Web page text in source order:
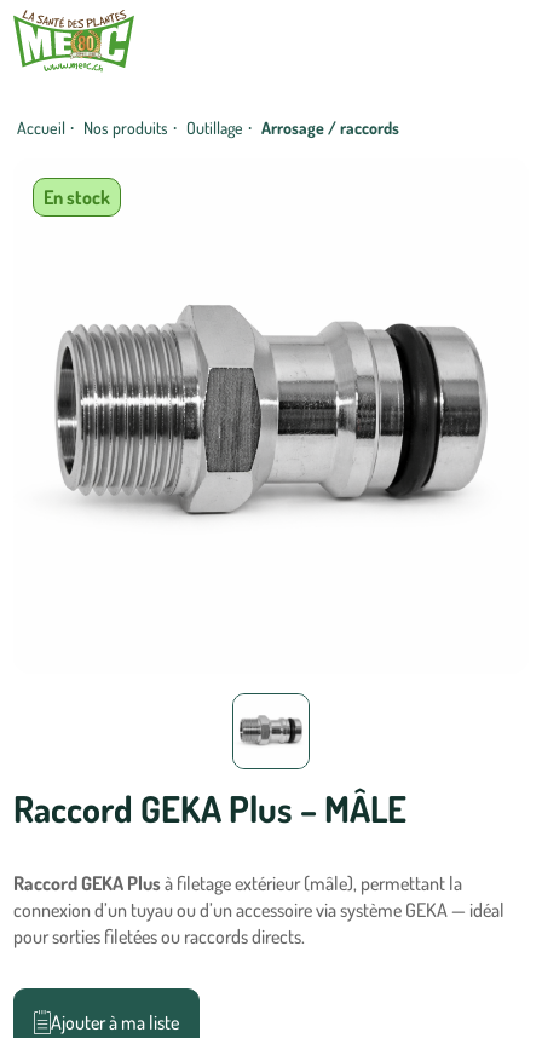
Accueil · Nos produits · Outillage · Arrosage / raccords
En stock
Raccord GEKA Plus – MÂLE
Raccord GEKA Plusà filetage extérieur (mâle), permettant la
connexion d’un tuyau ou d’un accessoire via système GEKA — idéal
pour sorties filetées ou raccords directs.
Ajouter à ma liste